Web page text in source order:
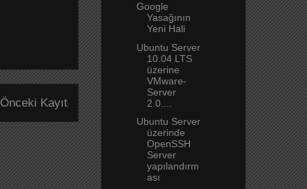
Önceki Kayıt
Google
Yasağının
Yeni Hali
Ubuntu Server
10.04 LTS
üzerine
VMware-
Server
2.0....
Ubuntu Server
üzerinde
OpenSSH
Server
yapılandırm
ası